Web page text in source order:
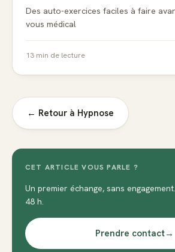
Des auto-exercices faciles à faire
vous médical
13 min de lecture
← Retour à Hypnose
CET ARTICLE VOUS PARLE ?
Un premier échange, sans
48 h.
Prendre contact→